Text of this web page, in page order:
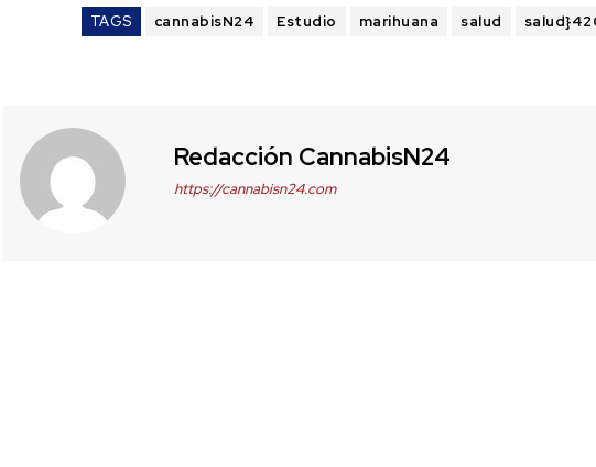
TAGS cannabisN24 Estudio marihuana salud
Redacción CannabisN24
https://cannabisn24.com